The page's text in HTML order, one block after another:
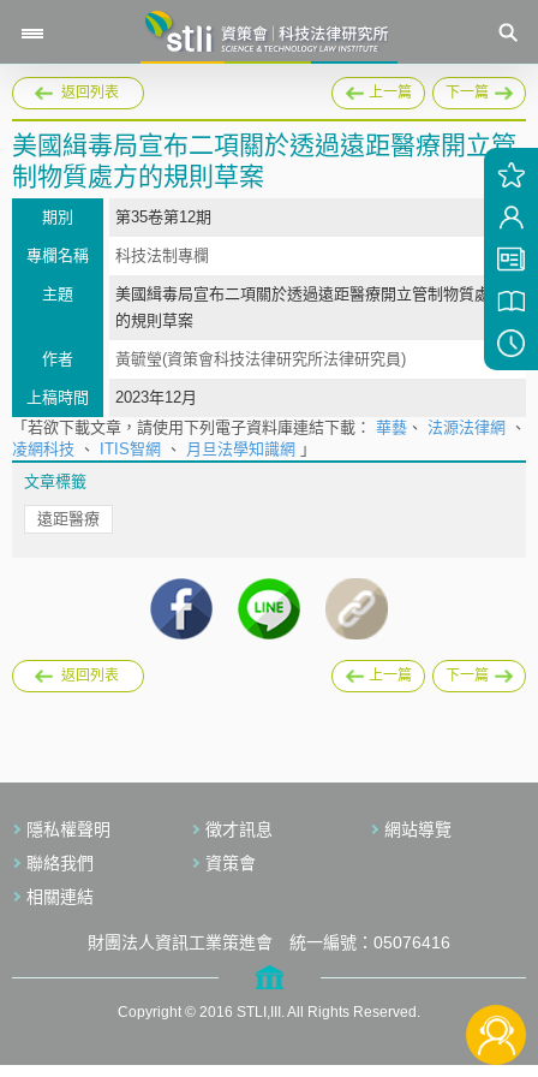
返回列表 上一篇 下一篇
美國緝毒局宣布二項關於透過遠距醫療開立管
制物質處方的規則草案
期別 第35卷第12期
專欄名稱 科技法制專欄
主題
美國緝毒局宣布二項關於透過遠距醫療開立管制物質處方
的規則草案
作者 黃毓瑩(資策會科技法律研究所法律研究員)
上稿時間
2023年12月
「若欲下載文章，請使用下列電子資料庫連結下載： 華藝 、 法源法律網 、
凌網科技 、 ITIS智網 、 月旦法學知識網 」
文章標籤
遠距醫療
返回列表 上一篇 下一篇
隱私權聲明 徵才訊息
網站導覽
聯絡我們
資策會
相關連結
財團法人資訊工業策進會 統一編號：05076416
Copyright © 2016 STLI,III. All Rights Reserved.